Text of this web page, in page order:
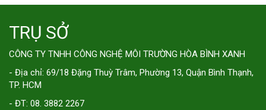
TRỤ SỞ
CÔNG TY TNHH CÔNG NGHỆ MÔI TRƯỜNG HÒA BÌNH XANH
- Địa chỉ: 69/18 Đặng Thuỳ Trâm, Phường 13, Quận Bình Thạnh,
TP. HCM
- ĐT: 08. 3882 2267